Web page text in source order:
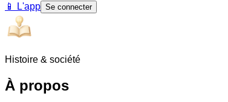
📱 L'app Se connecter
Histoire & société
À propos